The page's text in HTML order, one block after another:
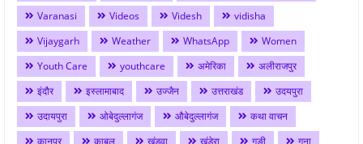
Varanasi
Videos Videsh
vidisha
Vijaygarh
Weather WhatsApp
Women
Youth Care
youthcare अमेरिका
अलीराजपुर
इंदौर
इस्लामाबाद उज्जैन उत्तराखंड
उदयपुरा
उदायपुरा
ओबेदुल्लागंज औबेदुल्लागंज
कथा वाचन
कानपुर
काबुल खंडवा खंडेरा गङी
गुना